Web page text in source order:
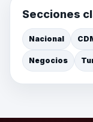
Secciones
Nacional
Negocios